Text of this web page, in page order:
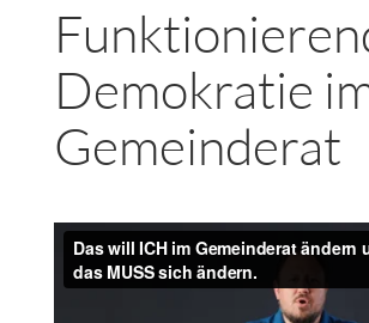
Demokratie
Gemeinderat